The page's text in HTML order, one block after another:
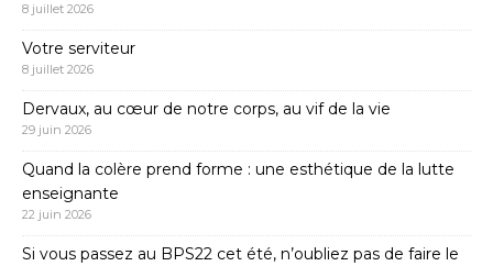
8 juillet 2026
Votre serviteur
8 juillet 2026
Dervaux, au cœur de notre corps, au vif de la vie
29 juin 2026
Quand la colère prend forme : une esthétique de la lutte
enseignante
22 juin 2026
Si vous passez au BPS22 cet été, n’oubliez pas de faire le